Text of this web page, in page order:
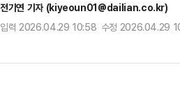
전기연 기자 (kiyeoun01@dailian.co.kr)
입력 2026.04.29 10:58 수정 2026.04.29